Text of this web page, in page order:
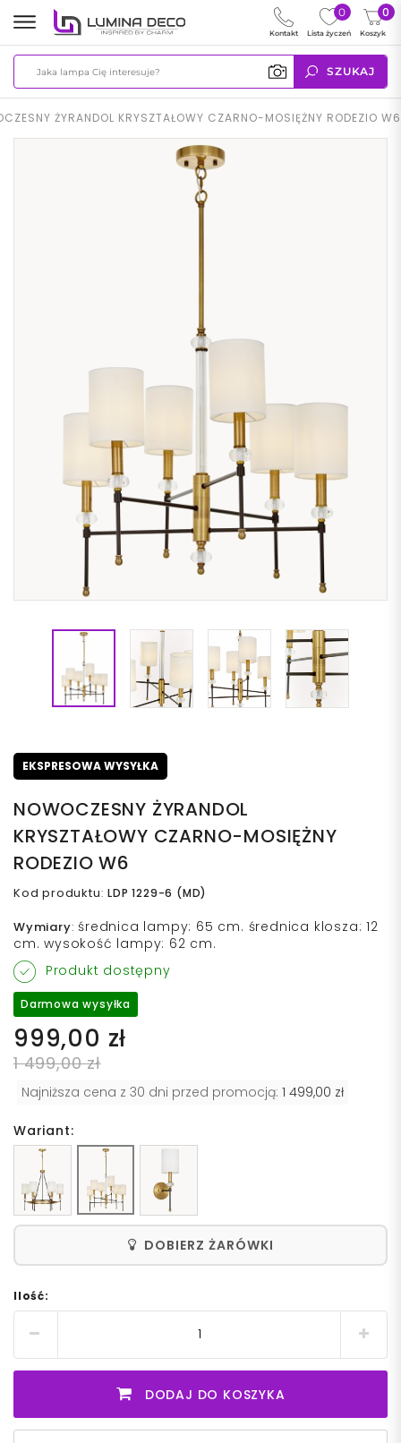
SZUKAJ
0
Koszyk
0
Lista życzeń
Kontakt
ŻYRANDOL KRYSZTAŁOWY CZARNO-MOSIĘŻNY RODEZIO W6
EKSPRESOWA WYSYŁKA
NOWOCZESNY ŻYRANDOL
KRYSZTAŁOWY CZARNO-MOSIĘŻNY
RODEZIO W6
Kod produktu:LDP 1229-6 (MD)
Wymiary: średnica lampy: 65 cm. średnica klosza: 12
cm. wysokość lampy: 62 cm.
Produkt dostępny
Darmowa wysyłka
999,00 zł
1 499,00 zł
Najniższa cena z 30 dni przed promocją: 1 499,00 zł
Wariant:
DOBIERZ ŻARÓWKI
Ilość:
DODAJ DO KOSZYKA